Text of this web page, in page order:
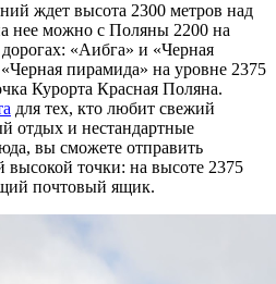
ждет высота 2300 метров над
нее можно с Поляны 2200 на
«Аибга» и «Черная
«Черная пирамида» на уровне 2375
Курорта Красная Поляна.
для тех, кто любит свежий
отдых и нестандартные
вы сможете отправить
высокой точки: на высоте 2375
почтовый ящик.